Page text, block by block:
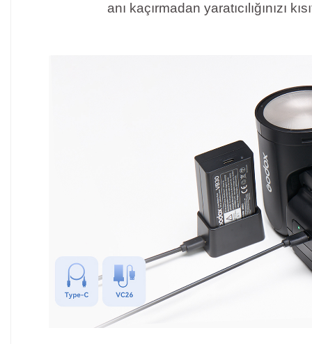
anı kaçırmadan yaratıcılığınızı